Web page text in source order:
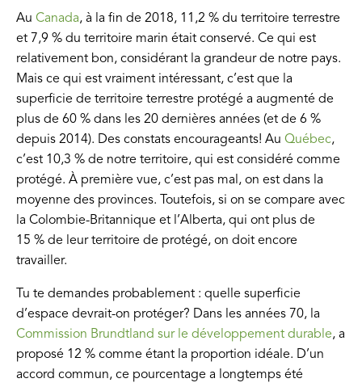
Au Canada, à la fin de 2018, 11,2 % du territoire terrestre
et 7,9 % du territoire marin était conservé. Ce qui est
relativement bon, considérant la grandeur de notre pays.
Mais ce qui est vraiment intéressant, c’est que la
superficie de territoire terrestre protégé a augmenté de
plus de 60 % dans les 20 dernières années (et de 6 %
depuis 2014). Des constats encourageants! Au Québec,
c’est 10,3 % de notre territoire, qui est considéré comme
protégé. À première vue, c’est pas mal, on est dans la
moyenne des provinces. Toutefois, si on se compare avec
la Colombie-Britannique et l’Alberta, qui ont plus de
15 % de leur territoire de protégé, on doit encore
travailler.
Tu te demandes probablement : quelle superficie
d’espace devrait-on protéger? Dans les années 70, la
Commission Brundtland sur le développement durable, a
proposé 12 % comme étant la proportion idéale. D’un
accord commun, ce pourcentage a longtemps été